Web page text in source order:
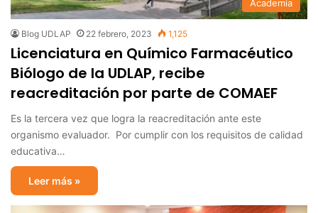
Academia
Blog UDLAP 22 febrero, 2023 1,125
Licenciatura en Químico Farmacéutico
Biólogo de la UDLAP, recibe
reacreditación por parte de COMAEF
Es la tercera vez que logra la reacreditación ante este
organismo evaluador. Por cumplir con los requisitos de calidad
educativa…
Leer más »